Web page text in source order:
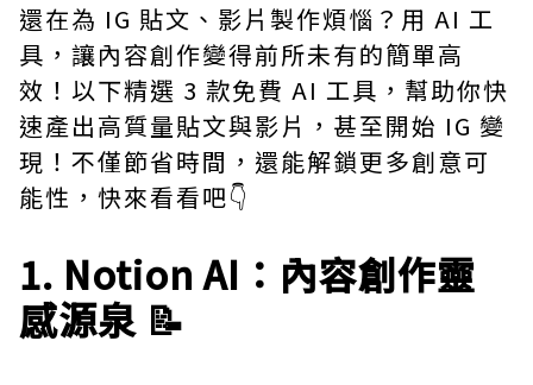
還在為 IG 貼文、影片製作煩惱？用 AI 工
具，讓內容創作變得前所未有的簡單高
效！以下精選 3 款免費 AI 工具，幫助你快
速產出高質量貼文與影片，甚至開始 IG 變
現！不僅節省時間，還能解鎖更多創意可
能性，快來看看吧👇
1. Notion AI：內容創作靈
感源泉 📝